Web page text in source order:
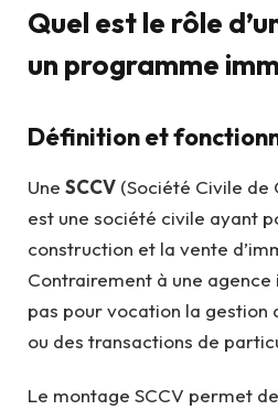
Quel est le rôle
un programme
Définition et
Une SCCV (Société Civile de
est une société civile ayant
construction et la vente
Contrairement à une agence
pas pour vocation la gestion
ou des transactions de
Le montage SCCV permet